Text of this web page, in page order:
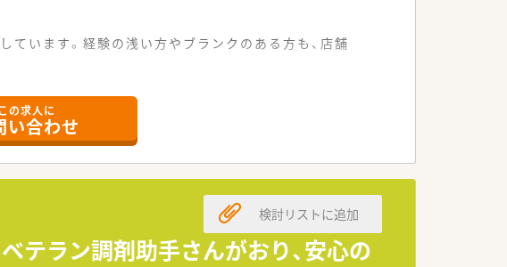
います。経験の浅い方やブランクのある方も、店舗
需しています。
対応しています。
あります。
定期採用です。
る方を求めます。
る方は歓迎です。
の求人に
い合わせ
ラン調剤助手さんがおり、安心の
検討リストに追加